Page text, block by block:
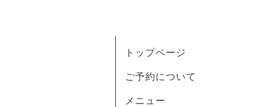
トップページ
ご予約について
メニュー